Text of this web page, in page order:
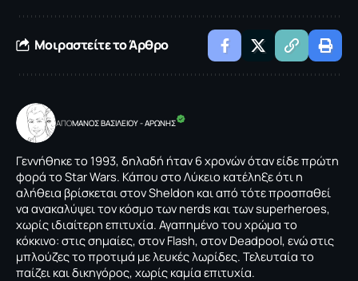
Μοιραστείτε το Άρθρο
ΑΠΟΜΑΝΟΣ ΒΑΣΙΛΕΙΟΥ - ΑΡΩΝΗΣ
Γεννήθηκε το 1993, δηλαδή ήταν 6 χρονών όταν είδε πρώτη
φορά το Star Wars. Κάπου στο Λύκειο κατέληξε ότι η
αλήθεια βρίσκεται στον Sheldon και από τότε προσπαθεί
να ανακαλύψει τον κόσμο των nerds και των superheroes,
χωρίς ιδιαίτερη επιτυχία. Αγαπημένο του χρώμα το
κόκκινο: στις σημαίες, στον Flash, στον Deadpool, ενώ στις
μπλούζες το προτιμά με λευκές λωρίδες. Τελευταία το
παίζει και δικηγόρος, χωρίς καμία επιτυχία.